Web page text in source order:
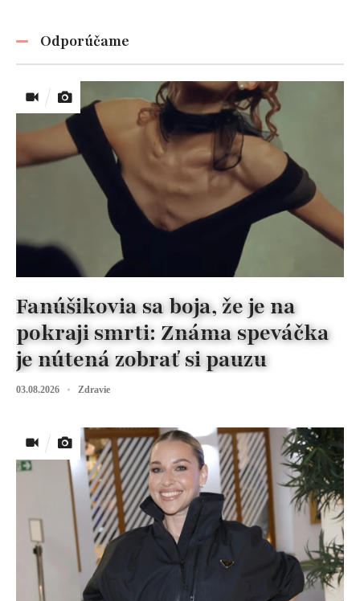
Odporúčame
Fanúšikovia sa boja, že je na
pokraji smrti: Známa speváčka
je nútená zobrať si pauzu
03.08.2026 Zdravie